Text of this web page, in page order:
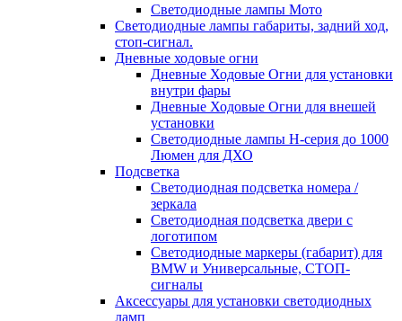
Светодиодные лампы Мото
Светодиодные лампы габариты, задний ход,
стоп-сигнал.
Дневные ходовые огни
Дневные Ходовые Огни для установки
внутри фары
Дневные Ходовые Огни для внешей
установки
Светодиодные лампы H-серия до 1000
Люмен для ДХО
Подсветка
Светодиодная подсветка номера /
зеркала
Светодиодная подсветка двери с
логотипом
Светодиодные маркеры (габарит) для
BMW и Универсальные, СТОП-
сигналы
Аксессуары для установки светодиодных
ламп